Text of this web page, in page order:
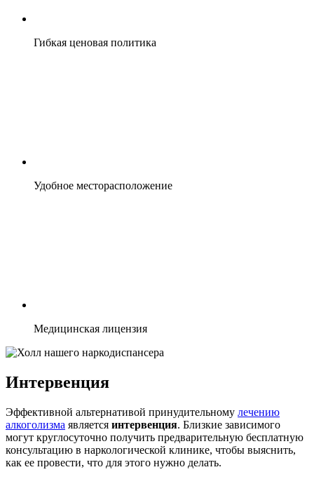
Гибкая ценовая политика
Удобное месторасположение
Медицинская лицензия
Интервенция
Эффективной альтернативой принудительному лечению
алкоголизма является интервенция. Близкие зависимого
могут круглосуточно получить предварительную бесплатную
консультацию в наркологической клинике, чтобы выяснить,
как ее провести, что для этого нужно делать.